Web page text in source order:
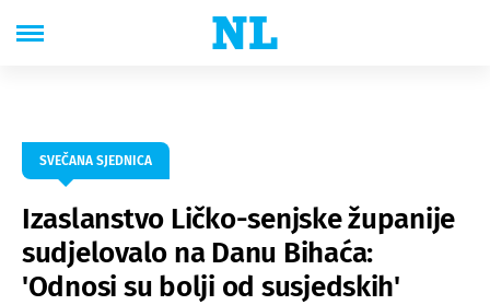
SVEČANA SJEDNICA
Izaslanstvo Ličko-senjske županije
sudjelovalo na Danu Bihaća:
'Odnosi su bolji od susjedskih'